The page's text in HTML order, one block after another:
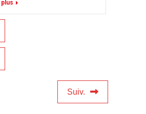
plus
Suiv.